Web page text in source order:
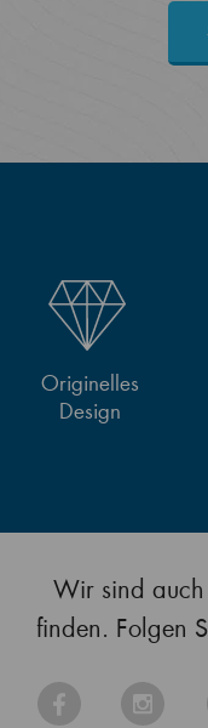
Originelles
Design
Wir sind
finden. Folgen